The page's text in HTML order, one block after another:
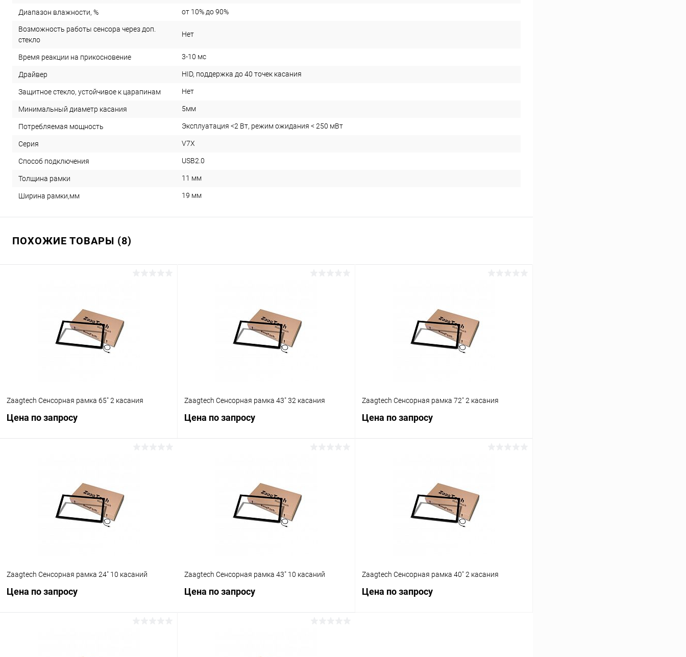
Диапазон влажности, % от 10% до 90%
Возможность работы сенсора через доп.
стекло
Нет
Время реакции на прикосновение 3-10 мс
Драйвер HID, поддержка до 40 точек касания
Защитное стекло, устойчивое к царапинам Нет
Минимальный диаметр касания 5мм
Потребляемая мощность Эксплуатация <2 Вт, режим ожидания < 250 мВт
Серия V7X
Способ подключения USB2.0
Толщина рамки 11 мм
Ширина рамки,мм 19 мм
ПОХОЖИЕ ТОВАРЫ (8)
Zaagtech Сенсорная рамка 65" 2 касания
Цена по запросу
Купить в 1 клик Сравнение
Под заказ
Zaagtech Сенсорная рамка 43" 32 касания
Цена по запросу
Купить в 1 клик Сравнение
Под заказ
Zaagtech Сенсорная рамка 72" 2 касания
Цена по запросу
Купить в 1 клик Сравнение
Под заказ
Zaagtech Сенсорная рамка 24" 10 касаний
Цена по запросу
Zaagtech Сенсорная рамка 43" 10 касаний
Цена по запросу
Zaagtech Сенсорная рамка 40" 2 касания
Цена по запросу